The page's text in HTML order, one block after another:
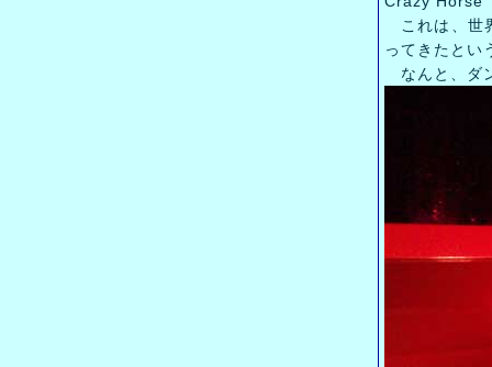
これは、世
ってきたとい
なんと、ダ